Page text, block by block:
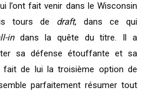
l’ont fait venir dans le Wisconsin
tours de draft, dans ce qui
indans la quête du titre. Il a
sa défense étouffante et sa
fait de lui la troisième option de
parfaitement résumer tout